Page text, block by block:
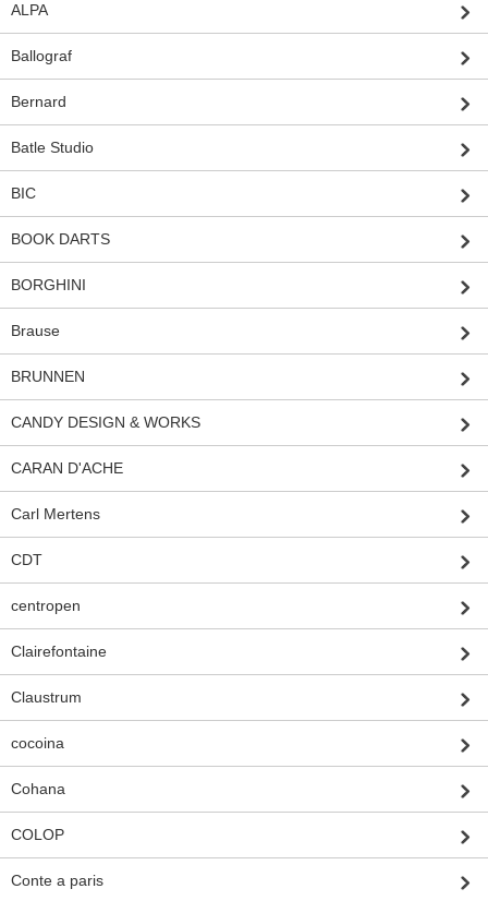
ALPA
Ballograf
Bernard
Batle Studio
BIC
BOOK DARTS
BORGHINI
Brause
BRUNNEN
CANDY DESIGN & WORKS
CARAN D'ACHE
Carl Mertens
CDT
centropen
Clairefontaine
Claustrum
cocoina
Cohana
COLOP
Conte a paris